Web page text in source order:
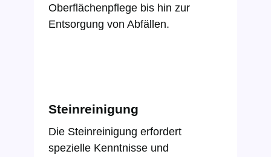
Oberflächenpflege bis hin zur
Entsorgung von Abfällen.
Steinreinigung
Die Steinreinigung erfordert
spezielle Kenntnisse und